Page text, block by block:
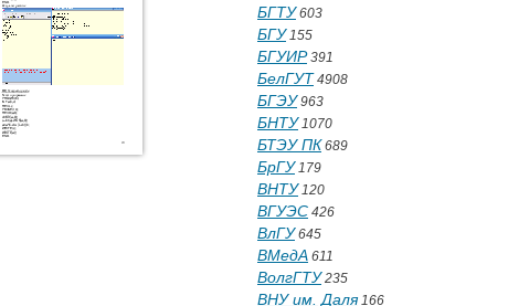
БГТУ603
БГУ155
БГУИР391
БелГУТ 4908
БГЭУ963
БНТУ1070
БТЭУ ПК 689
БрГУ179
ВНТУ120
ВГУЭС 426
ВлГУ645
ВМедА 611
ВолгГТУ235
ВНУ им. Даля166